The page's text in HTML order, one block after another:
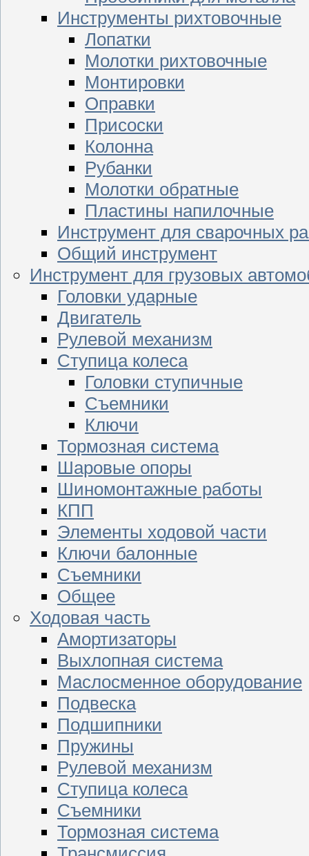
Инструменты рихтовочные
Лопатки
Молотки рихтовочные
Монтировки
Оправки
Присоски
Колонна
Рубанки
Молотки обратные
Пластины напилочные
Инструмент для сварочных
Общий инструмент
Инструмент для грузовых
Головки ударные
Двигатель
Рулевой механизм
Ступица колеса
Головки ступичные
Съемники
Ключи
Тормозная система
Шаровые опоры
Шиномонтажные работы
КПП
Элементы ходовой части
Ключи балонные
Съемники
Общее
Ходовая часть
Амортизаторы
Выхлопная система
Маслосменное оборудование
Подвеска
Подшипники
Пружины
Рулевой механизм
Ступица колеса
Съемники
Тормозная система